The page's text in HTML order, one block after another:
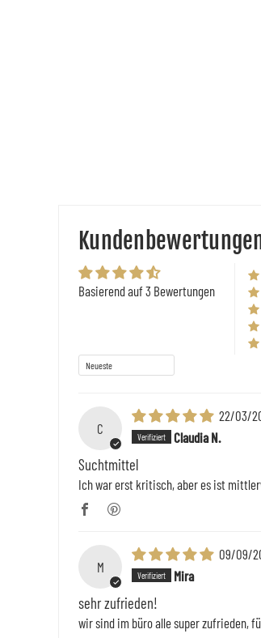
Basierend auf 3 Bewertungen
Sort by
C
22/03/
Claudia N.
Suchtmittel
Ich war erst kritisch, aber es ist
M
09/09/
Mira
sehr zufrieden!
wir sind im büro alle super zufrieden,